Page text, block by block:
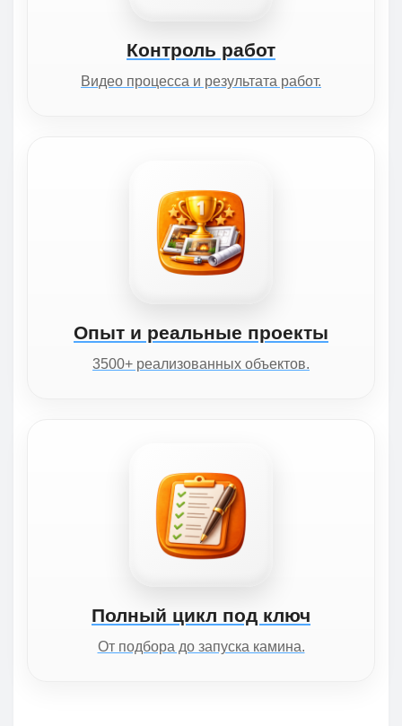
Контроль работ
Видео процесса и результата работ.
Опыт и реальные проекты
3500+ реализованных объектов.
Полный цикл под ключ
От подбора до запуска камина.